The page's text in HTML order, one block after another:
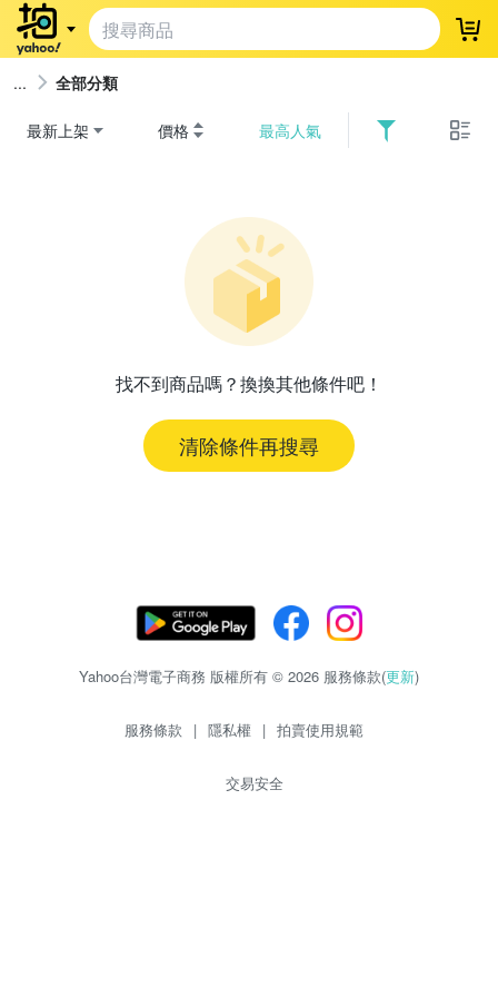
登
全部分類
最新上架 價格 最高人氣
找不到商品嗎？換換其他條件吧！
清除條件再搜尋
Yahoo台灣電子商務 版權所有 © 2026 服務條款(更新)
服務條款 | 隱私權 | 拍賣使用規範
交易安全